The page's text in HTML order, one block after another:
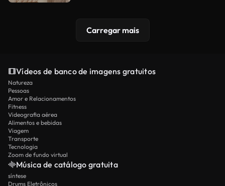
Carregar mais
Vídeos de banco de imagens gratuitos
Natureza
Pessoas
Amor e Relacionamentos
Fitness
Videografia aérea
Alimentos e bebidas
Viagem
Transporte
Tecnologia
Zoom de fundo virtual
Música de catálogo gratuita
síntese
Drums Eletrônicos